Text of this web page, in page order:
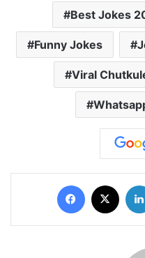
Best Jokes
Funny Jokes
Viral
Facebook